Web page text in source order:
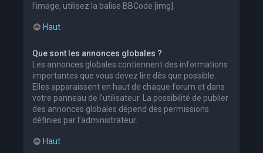
l’image, utilisez la balise BBCode [img].
Haut
Que sont les annonces globales ?
Les annonces globales contiennent des informations
importantes que vous devez lire dès que possible.
Elles apparaissent en haut de chaque forum et dans
votre panneau de l’utilisateur. La possibilité de publier
des annonces globales dépend des permissions
définies par l’administrateur.
Haut